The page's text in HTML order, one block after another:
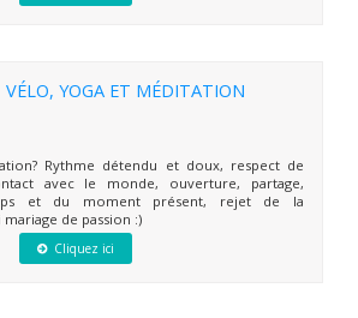
VÉLO, YOGA ET MÉDITATION
Rythme détendu et doux, respect de
avec le monde, ouverture, partage,
et du moment présent, rejet de la
de passion :)
Cliquez ici